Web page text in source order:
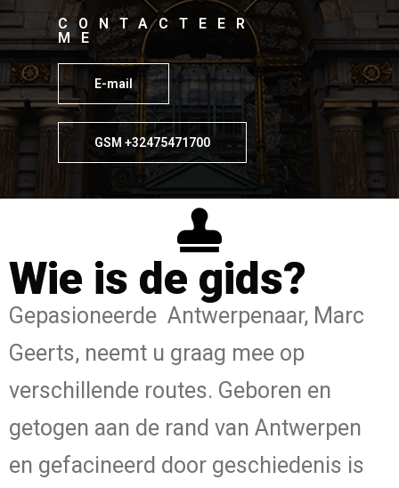
CONTACTEER
ME
E-mail
GSM +32475471700
Wie is de gids?
Gepasioneerde Antwerpenaar, Marc
Geerts, neemt u graag mee op
verschillende routes. Geboren en
getogen aan de rand van Antwerpen
en gefacineerd door geschiedenis is